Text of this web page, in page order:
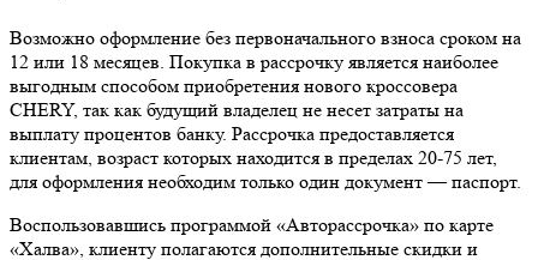
Возможно оформление без первоначального взноса сроком на
12 или 18 месяцев. Покупка в рассрочку является наиболее
выгодным способом приобретения нового кроссовера
CHERY, так как будущий владелец не несет затраты на
выплату процентов банку. Рассрочка предоставляется
клиентам, возраст которых находится в пределах 20-75 лет,
для оформления необходим только один документ — паспорт.
Воспользовавшись программой «Авторассрочка» по карте
«Халва», клиенту полагаются дополнительные скидки и